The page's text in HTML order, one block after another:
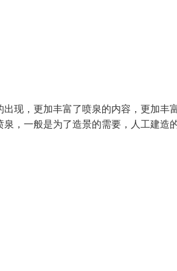
现，更加丰富了喷泉的内容，更加丰
，一般是为了造景的需要，人工建造